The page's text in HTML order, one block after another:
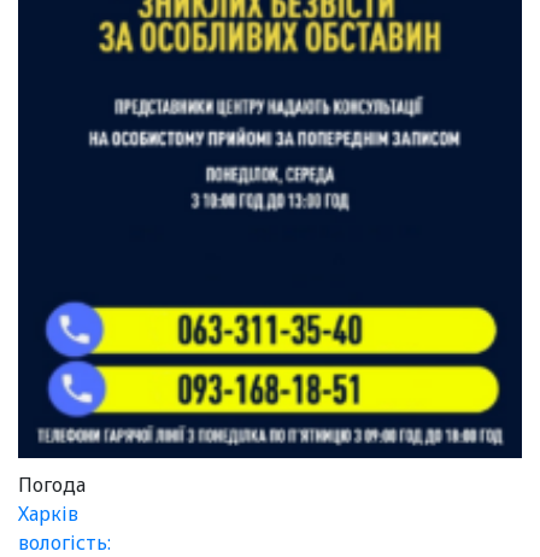
Погода
Харків
вологість: